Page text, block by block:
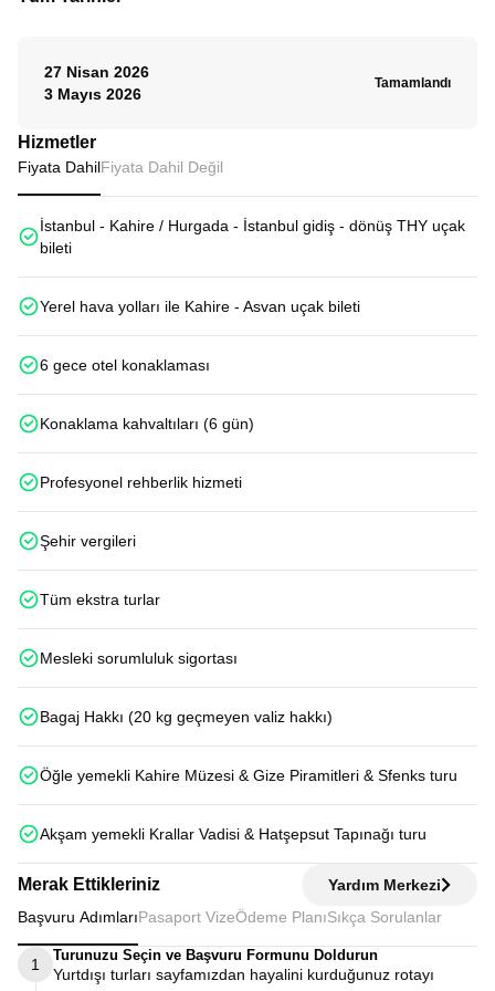
27 Nisan 2026
3 Mayıs 2026
Tamamlandı
Hizmetler
Fiyata DahilFiyata Dahil Değil
İstanbul - Kahire / Hurgada - İstanbul gidiş - dönüş THY uçak
bileti
Yerel hava yolları ile Kahire - Asvan uçak bileti
6 gece otel konaklaması
Konaklama kahvaltıları (6 gün)
Profesyonel rehberlik hizmeti
Şehir vergileri
Tüm ekstra turlar
Mesleki sorumluluk sigortası
Bagaj Hakkı (20 kg geçmeyen valiz hakkı)
Öğle yemekli Kahire Müzesi & Gize Piramitleri & Sfenks turu
Akşam yemekli Krallar Vadisi & Hatşepsut Tapınağı turu
Merak Ettikleriniz
Yardım Merkezi
Başvuru AdımlarıPasaport VizeÖdeme Planı Sıkça Sorulanlar
1
Turunuzu Seçin ve Başvuru Formunu Doldurun
Yurtdışı turları sayfamızdan hayalini kurduğunuz rotayı